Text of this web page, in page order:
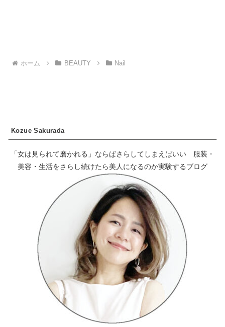
ホーム BEAUTY Nail
Kozue Sakurada
「女は見られて磨かれる」ならばさらしてしまえばいい 服装・
美容・生活をさらし続けたら美人になるのか実験するブログ